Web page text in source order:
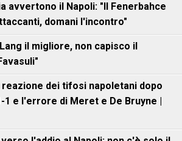
avvertono il Napoli: "Il Fenerbahce
domani l'incontro"
il migliore, non capisco il
reazione dei tifosi napoletani dopo
1 e l'errore di Meret e De Bruyne |